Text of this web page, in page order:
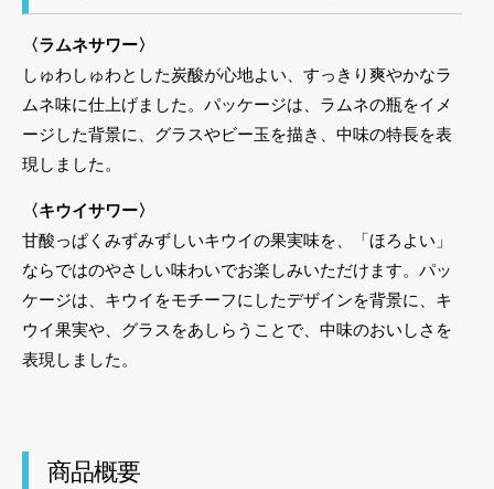
〈ラムネサワー〉
しゅわしゅわとした炭酸が心地よい、すっきり爽やかなラ
ムネ味に仕上げました。パッケージは、ラムネの瓶をイメ
ージした背景に、グラスやビー玉を描き、中味の特長を表
現しました。
〈キウイサワー〉
甘酸っぱくみずみずしいキウイの果実味を、「ほろよい」
ならではのやさしい味わいでお楽しみいただけます。パッ
ケージは、キウイをモチーフにしたデザインを背景に、キ
ウイ果実や、グラスをあしらうことで、中味のおいしさを
表現しました。
商品概要